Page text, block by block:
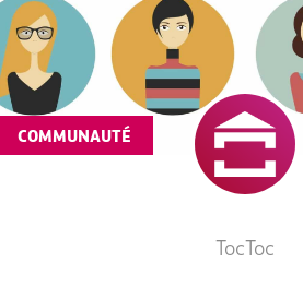
COMMUNAUTÉ
TocToc